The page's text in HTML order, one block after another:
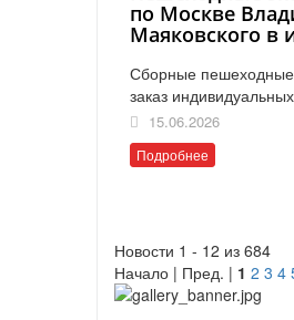
по Москве
Маяковского в
Сборные пешеходные
заказ
15.06.2026
Подробнее
Новости 1 - 12 из 684
Начало | Пред. | 1 2 3 4